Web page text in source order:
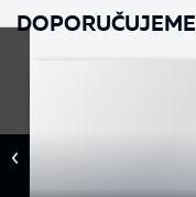
DOPORUČUJEME